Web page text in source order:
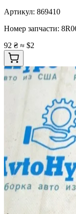
Артикул: 869410
Номер запчасти:
92 ₴ ≈ $2